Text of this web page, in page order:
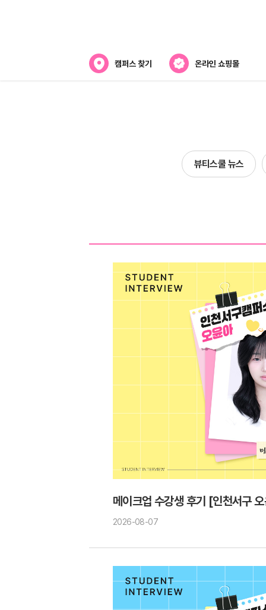
캠퍼스 찾기 온라인 쇼핑몰
전국캠퍼스 찾기
제휴협력사
뷰티스쿨 뉴스
메이크업 수강생 후기 [인천서구
2026-08-07